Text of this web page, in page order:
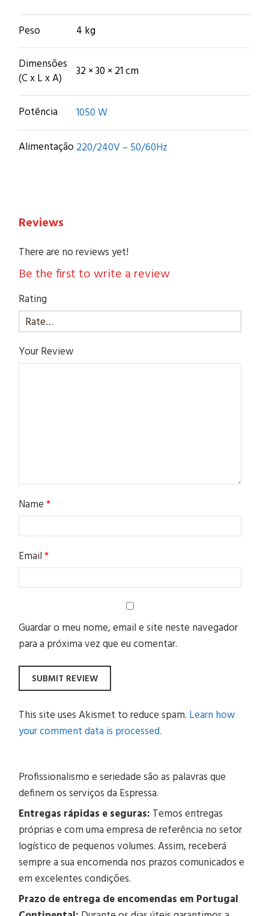
Peso 4 kg
Dimensões
(C x L x A)
32 × 30 × 21 cm
Potência 1050 W
Alimentação 220/240V – 50/60Hz
Reviews
There are no reviews yet!
Be the first to write a review
Rating
Your Review
Name*
Email*
Guardar o meu nome, email e site neste navegador
para a próxima vez que eu comentar.
This site uses Akismet to reduce spam. Learn how
your comment data is processed.
Profissionalismo e seriedade são as palavras que
definem os serviços da Espressa.
Entregas rápidas e seguras: Temos entregas
próprias e com uma empresa de referência no setor
logístico de pequenos volumes. Assim, receberá
sempre a sua encomenda nos prazos comunicados e
em excelentes condições.
Prazo de entrega de encomendas em Portugal